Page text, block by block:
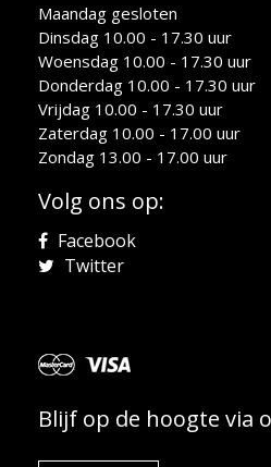
Maandag gesloten
Dinsdag 10.00 - 17.30 uur
Woensdag 10.00 - 17.30 uur
Donderdag 10.00 - 17.30 uur
Vrijdag 10.00 - 17.30 uur
Zaterdag 10.00 - 17.00 uur
Zondag 13.00 - 17.00 uur
Volg ons op:
Facebook
Twitter
Blijf op de hoogte via